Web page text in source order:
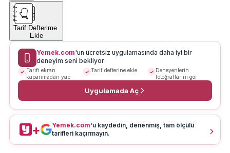
Tarif Defterime
Ekle
Yemek.com'un ücretsiz uygulamasında daha iyi bir
deneyim seni bekliyor
Tarifi ekran
kapanmadan yap
Tarif defterine ekle
Deneyenlerin
fotoğraflarını gör
Uygulamada Aç
+ Yemek.com'u kaydedin, denenmiş, tam ölçülü
tarifleri kaçırmayın.